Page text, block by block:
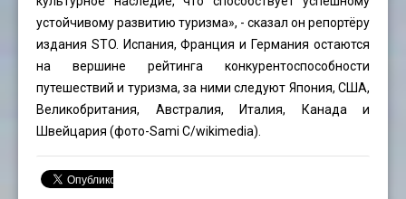
устойчивому развитию туризма», - сказал он репортёру
издания STO. Испания, Франция и Германия остаются
на вершине рейтинга конкурентоспособности
путешествий и туризма, за ними следуют Япония, США,
Великобритания, Австралия, Италия, Канада и
Швейцария (фото-Sami C/wikimedia).